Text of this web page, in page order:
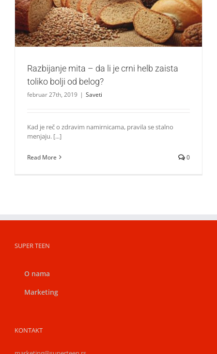
Saveti
Razbijanje mita – da li je crni helb zaista
toliko bolji od belog?
februar 27th, 2019 | Saveti
Kad je reč o zdravim namirnicama, pravila se stalno
menjaju. [...]
Read More 0
SUPER TEEN
O nama
Marketing
KONTAKT